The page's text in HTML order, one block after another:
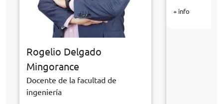
Rogelio Delgado
Mingorance
Docente de la facultad de
ingeniería
+ info